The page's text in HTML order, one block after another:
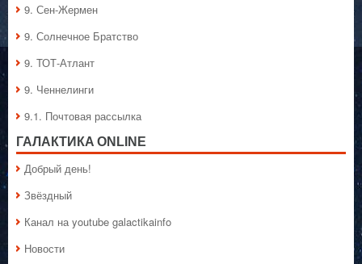
9. Сен-Жермен
9. Солнечное Братство
9. ТОТ-Атлант
9. Ченнелинги
9.1. Почтовая рассылка
ГАЛАКТИКA ONLINE
Добрый день!
Звёздный
Канал на youtube galactikainfo
Новости